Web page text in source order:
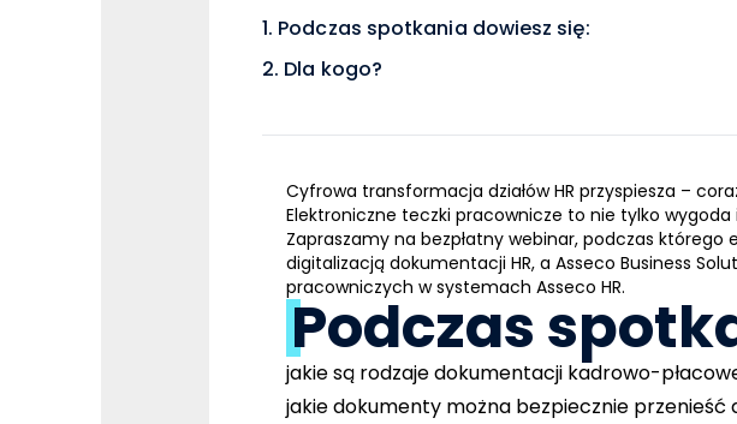
Podczas spotkania dowiesz się:
Dla kogo?
Cyfrowa transformacja działów HR przyspiesza –
Elektroniczne teczki pracownicze to nie tylko
Zapraszamy na bezpłatny webinar, podczas którego
digitalizacją dokumentacji HR, a Asseco Business
pracowniczych w systemach Asseco HR.
Podczas
jakie są rodzaje dokumentacji kadrowo-
jakie dokumenty można bezpiecznie przenieść